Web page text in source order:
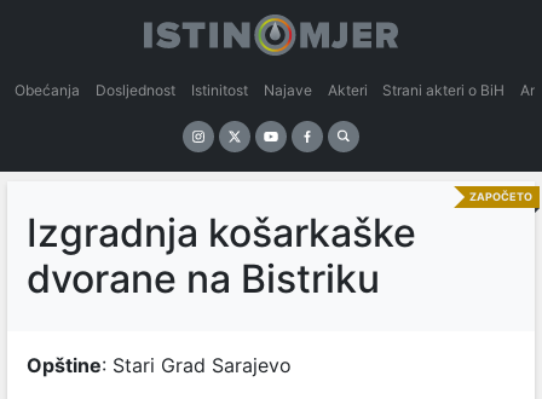
Obećanja Dosljednost Istinitost Najave Akteri Strani akteri o BiH
ZAPOČETO
Izgradnja košarkaške
dvorane na Bistriku
Opštine: Stari Grad Sarajevo